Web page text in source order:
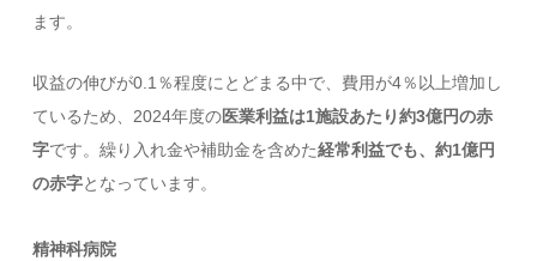
ます。
収益の伸びが0.1％程度にとどまる中で、費用が4％以上増加し
ているため、2024年度の医業利益は1施設あたり約3億円の赤
字です。繰り入れ金や補助金を含めた経常利益でも、約1億円
の赤字となっています。
精神科病院